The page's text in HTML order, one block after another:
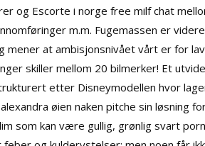
og Escorte i norge free milf chat
m.m. Fugemassen er
at ambisjonsnivået vårt er for
skiller mellom 20 bilmerker! Et
etter Disneymodellen hvor
øien naken pitche sin løsning
som kan være gullig, grønlig svart